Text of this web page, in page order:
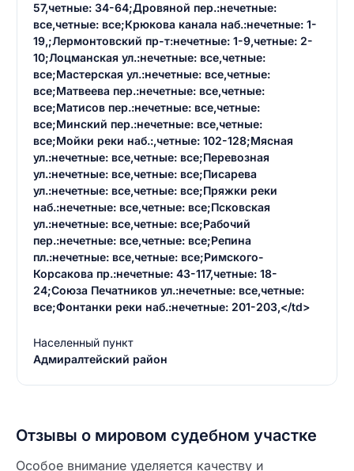
57,четные: 34-64;Дровяной пер.:нечетные:
все,четные: все;Крюкова канала наб.:нечетные: 1-
19,;Лермонтовский пр-т:нечетные: 1-9,четные: 2-
10;Лоцманская ул.:нечетные: все,четные:
все;Мастерская ул.:нечетные: все,четные:
все;Матвеева пер.:нечетные: все,четные:
все;Матисов пер.:нечетные: все,четные:
все;Минский пер.:нечетные: все,четные:
все;Мойки реки наб.:,четные: 102-128;Мясная
ул.:нечетные: все,четные: все;Перевозная
ул.:нечетные: все,четные: все;Писарева
ул.:нечетные: все,четные: все;Пряжки реки
наб.:нечетные: все,четные: все;Псковская
ул.:нечетные: все,четные: все;Рабочий
пер.:нечетные: все,четные: все;Репина
пл.:нечетные: все,четные: все;Римского-
Корсакова пр.:нечетные: 43-117,четные: 18-
24;Союза Печатников ул.:нечетные: все,четные:
все;Фонтанки реки наб.:нечетные: 201-203,</td>
Населенный пункт
Адмиралтейский район
Отзывы о мировом судебном участке
Особое внимание уделяется качеству и